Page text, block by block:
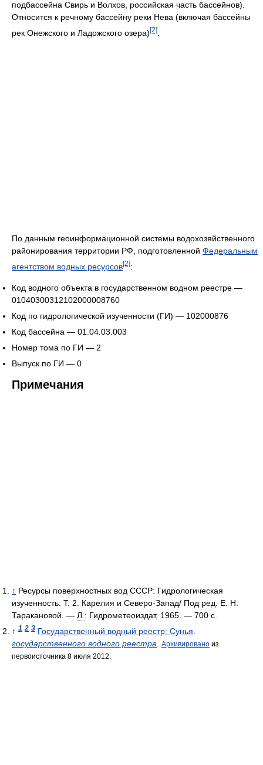
подбассейна Свирь и Волхов, российская часть бассейнов).
Относится к речному бассейну реки Нева (включая бассейны
рек Онежского и Ладожского озера)[2]
По данным геоинформационной системы водохозяйственного
районирования территории РФ, подготовленной Федеральным
агентством водных ресурсов[2]:
Код водного объекта в государственном водном реестре —
01040300312102000008760
Код по гидрологической изученности (ГИ) — 102000876
Код бассейна — 01.04.03.003
Номер тома по ГИ — 2
Выпуск по ГИ — 0
Примечания
↑ Ресурсы поверхностных вод СССР: Гидрологическая
изученность. Т. 2. Карелия и Северо-Запад/ Под ред. Е. Н.
Таракановой. — Л. : Гидрометеоиздат, 1965. — 700 с.
↑ 1 2 3 Государственный водный реестр: Сунья
государственного водного реестра
Архивировано из
первоисточника 8 июля 2012.